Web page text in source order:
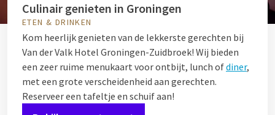
Culinair genieten in Groningen
ETEN & DRINKEN
Kom heerlijk genieten van de lekkerste gerechten bij
Van der Valk Hotel Groningen-Zuidbroek! Wij bieden
een zeer ruime menukaart voor ontbijt, lunch ofdiner,
met een grote verscheidenheid aan gerechten.
Reserveer een tafeltje en schuif aan!